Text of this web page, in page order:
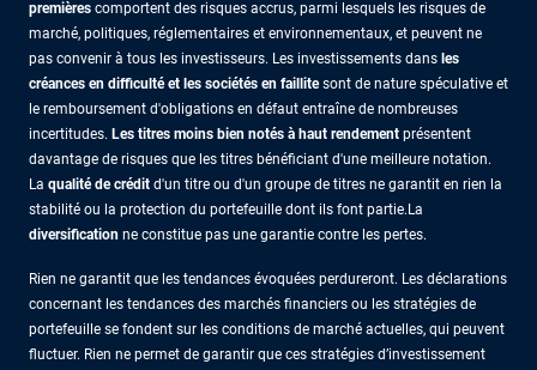
premières comportent des risques accrus, parmi lesquels les risques de
marché, politiques, réglementaires et environnementaux, et peuvent ne
pas convenir à tous les investisseurs. Les investissements dans les
créances en difficulté et les sociétés en faillitesont de nature spéculative et
le remboursement d'obligations en défaut entraîne de nombreuses
incertitudes. Les titres moins bien notés à haut rendement présentent
davantage de risques que les titres bénéficiant d'une meilleure notation.
La qualité de crédit d'un titre ou d'un groupe de titres ne garantit en rien la
stabilité ou la protection du portefeuille dont ils font partie.La
diversification ne constitue pas une garantie contre les pertes.
Rien ne garantit que les tendances évoquées perdureront. Les déclarations
concernant les tendances des marchés financiers ou les stratégies de
portefeuille se fondent sur les conditions de marché actuelles, qui peuvent
fluctuer. Rien ne permet de garantir que ces stratégies d’investissement